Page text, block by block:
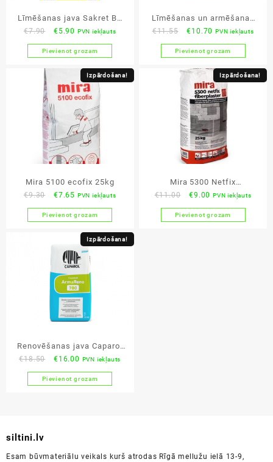
Līmēšanas java Sakret BK
25kg
€7.90
Original
price
was:
€5.90 Current
price
is:
€5.90.
PVN iekļauts
Pievienot grozam
Līmēšanas un armēšanas
java Caparol 186M
€11.55
Original
price
was:
€11.55.
€10.70 Current
price
is:
€10.70.
PVN iekļauts
Pievienot grozam
Izpārdošana!
Mira 5100 ecofix 25kg
€9.30
Original
price
was:
€7.65 Current
price
is:
€7.65.
PVN iekļauts
Pievienot grozam
Izpārdošana!
Mira 5300 Netfix
Fiberplaster 25kg
€11.00
Original
price
was:
€9.00 Current
price
is:
PVN iekļauts
Pievienot grozam
Izpārdošana!
Renovēšanas java Caparol
ArmaReno 700
€18.50
Original
price
was:
€16.00 Current
price
is:
PVN iekļauts
Pievienot grozam
siltini.lv
Esam būvmateriālu veikals kurš atrodas Rīgā mellužu ielā 13-9,